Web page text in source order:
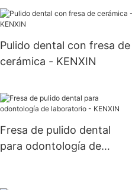
Pulido dental con fresa de
cerámica - KENXIN
Fresa de pulido dental
para odontología de